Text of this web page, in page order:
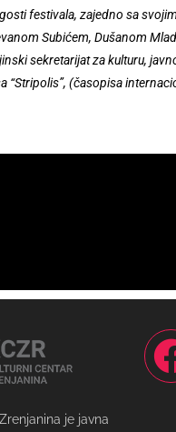
festivala, zajedno sa
Subićem, Dušanom
sekretarijat za kulturu,
(časopisa
je javna